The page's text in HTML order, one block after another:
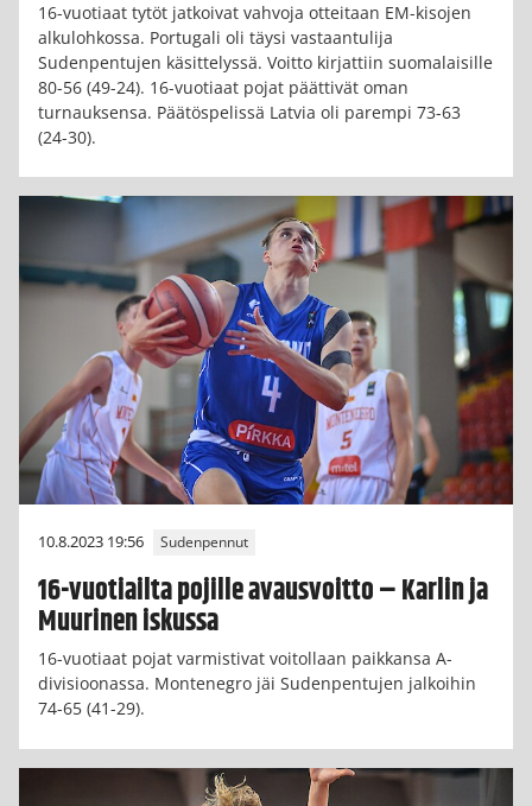
16-vuotiaat tytöt jatkoivat vahvoja otteitaan EM-kisojen
alkulohkossa. Portugali oli täysi vastaantulija
Sudenpentujen käsittelyssä. Voitto kirjattiin suomalaisille
80-56 (49-24). 16-vuotiaat pojat päättivät oman
turnauksensa. Päätöspelissä Latvia oli parempi 73-63
(24-30).
10.8.2023 19:56 Sudenpennut
16-vuotiailta pojille avausvoitto – Karlin ja
Muurinen iskussa
16-vuotiaat pojat varmistivat voitollaan paikkansa A-
divisioonassa. Montenegro jäi Sudenpentujen jalkoihin
74-65 (41-29).